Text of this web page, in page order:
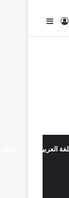
تسجيل الدخول
العربية